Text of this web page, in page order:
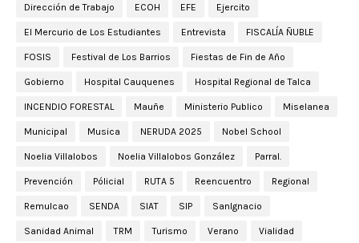
Dirección de Trabajo ECOH EFE Ejercito
El Mercurio de Los Estudiantes Entrevista FISCALÍA ÑUBLE
FOSIS Festival de Los Barrios Fiestas de Fin de Año
Gobierno Hospital Cauquenes Hospital Regional de Talca
INCENDIO FORESTAL Mauñe Ministerio Publico Miselanea
Municipal Musica NERUDA 2025 Nobel School
Noelia Villalobos Noelia Villalobos González Parral.
Prevención Pólicial RUTA 5 Reencuentro Regional
Remulcao SENDA SIAT SIP SanIgnacio
Sanidad Animal TRM Turismo Verano Vialidad